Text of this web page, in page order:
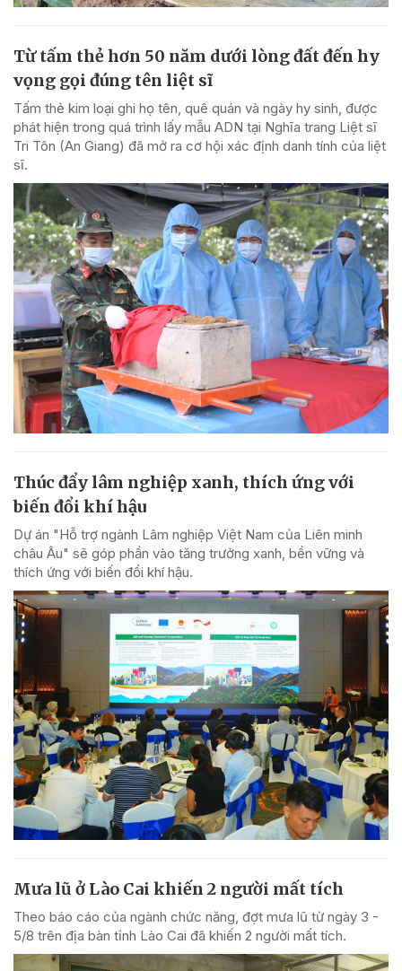
Từ tấm thẻ hơn 50 năm dưới lòng đất đến hy
vọng gọi đúng tên liệt sĩ
Tấm thẻ kim loại ghi họ tên, quê quán và ngày hy sinh, được
phát hiện trong quá trình lấy mẫu ADN tại Nghĩa trang Liệt sĩ
Tri Tôn (An Giang) đã mở ra cơ hội xác định danh tính của liệt
sĩ.
Thúc đẩy lâm nghiệp xanh, thích ứng với
biến đổi khí hậu
Dự án "Hỗ trợ ngành Lâm nghiệp Việt Nam của Liên minh
châu Âu" sẽ góp phần vào tăng trưởng xanh, bền vững và
thích ứng với biến đổi khí hậu.
Mưa lũ ở Lào Cai khiến 2 người mất tích
Theo báo cáo của ngành chức năng, đợt mưa lũ từ ngày 3 -
5/8 trên địa bàn tỉnh Lào Cai đã khiến 2 người mất tích.